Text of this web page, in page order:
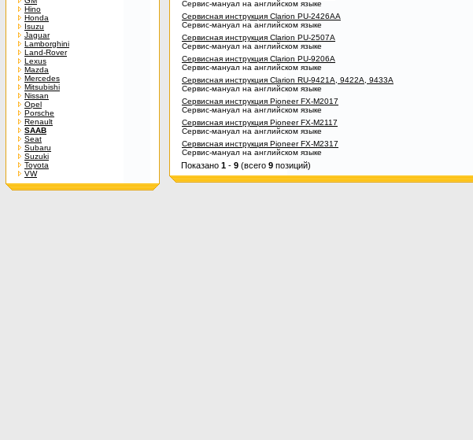
Hino
Honda
Isuzu
Jaguar
Lamborghini
Land-Rover
Lexus
Mazda
Mercedes
Mitsubishi
Nissan
Opel
Porsche
Renault
SAAB
Seat
Subaru
Suzuki
Toyota
VW
Сервис-мануал на английском языке
Сервисная инструкция Clarion PU-2426AA
Сервис-мануал на английском языке
Сервисная инструкция Clarion PU-2507A
Сервис-мануал на английском языке
Сервисная инструкция Clarion PU-9206A
Сервис-мануал на английском языке
Сервисная инструкция Clarion RU-9421A, 9422A, 9433A
Сервис-мануал на английском языке
Сервисная инструкция Pioneer FX-M2017
Сервис-мануал на английском языке
Сервисная инструкция Pioneer FX-M2117
Сервис-мануал на английском языке
Сервисная инструкция Pioneer FX-M2317
Сервис-мануал на английском языке
Показано 1 - 9 (всего 9 позиций)